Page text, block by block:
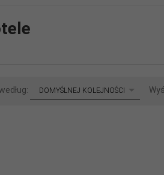
sortDOMYŚLNEJ KOLEJNOŚCI